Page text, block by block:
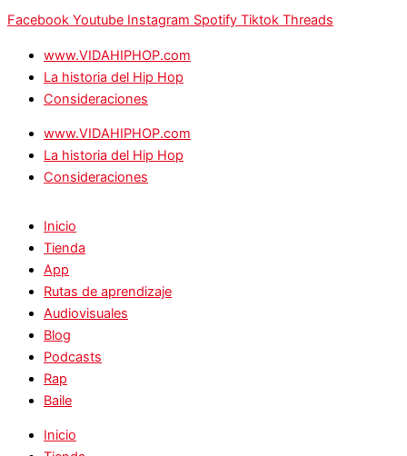
Facebook Youtube Instagram Spotify Tiktok Threads
www.VIDAHIPHOP.com
La historia del Hip Hop
Consideraciones
www.VIDAHIPHOP.com
La historia del Hip Hop
Consideraciones
Inicio
Tienda
App
Rutas de aprendizaje
Audiovisuales
Blog
Podcasts
Rap
Baile
Inicio